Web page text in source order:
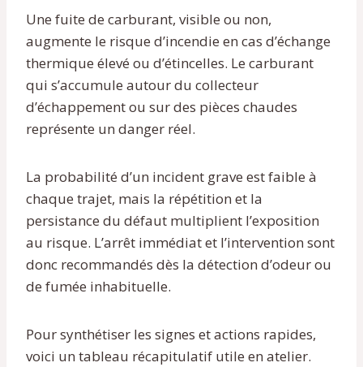
Une fuite de carburant, visible ou non,
augmente le risque d’incendie en cas d’échange
thermique élevé ou d’étincelles. Le carburant
qui s’accumule autour du collecteur
d’échappement ou sur des pièces chaudes
représente un danger réel.
La probabilité d’un incident grave est faible à
chaque trajet, mais la répétition et la
persistance du défaut multiplient l’exposition
au risque. L’arrêt immédiat et l’intervention sont
donc recommandés dès la détection d’odeur ou
de fumée inhabituelle.
Pour synthétiser les signes et actions rapides,
voici un tableau récapitulatif utile en atelier.